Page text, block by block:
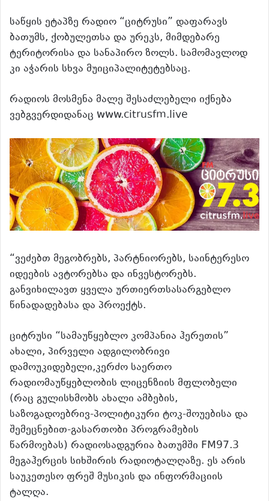
საწყის ეტაპზე რადიო “ციტრუსი” დაფარავს
ბათუმს, ქობულეთსა და ურეკს, მიმდებარე
ტერიტორისა და სანაპირო ზოლს. სამომავლოდ
კი აჭარის სხვა მუიციპალიტეტებსაც.
რადიოს მოსმენა მალე შესაძლებელი იქნება
ვებგვერდიდანაც www.citrusfm.live
“ვეძებთ მეგობრებს, პარტნიორებს, საინტერესო
იდეების ავტორებსა და ინვესტორებს.
განვიხილავთ ყველა ურთიერთსასარგებლო
წინადადებასა და პროექტს.
ციტრუსი “სამაუწყებლო კომპანია ჰერეთის”
ახალი, პირველი ადგილობრივი
დამოუკიდებელი,კერძო საერთო
რადიომაუწყებლობის ლიცენზიის მფლობელი
(რაც გულისხმობს ახალი ამბების,
საზოგადოებრივ-პოლიტიკური ტოკ-შოუებისა და
შემეცნებით-გასართობი პროგრამების
წარმოებას) რადიოსადგურია ბათუმში FM97.3
მეგაჰერცის სიხშირის რადიოტალღაზე. ეს არის
საუკეთესო ფრეშ მუსიკის და ინფორმაციის
ტალღა.